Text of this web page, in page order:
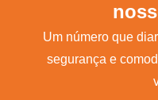
Um número que
segurança e